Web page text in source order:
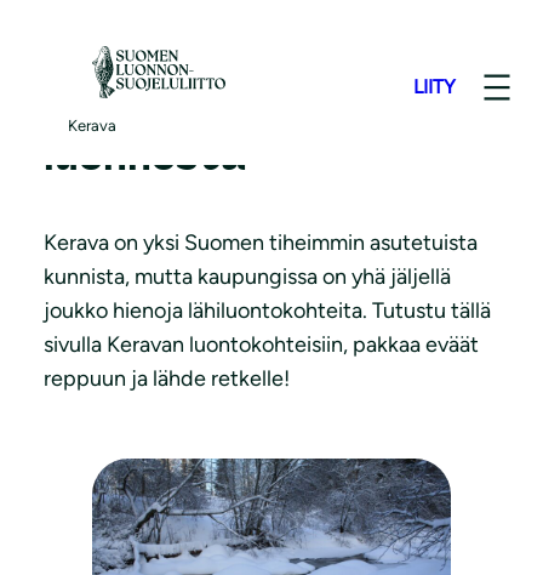
Kerava
LIITY
Nauti Keravan
luonnosta
Kerava on yksi Suomen tiheimmin asutetuista
kunnista, mutta kaupungissa on yhä jäljellä
joukko hienoja lähiluontokohteita. Tutustu tällä
sivulla Keravan luontokohteisiin, pakkaa eväät
reppuun ja lähde retkelle!